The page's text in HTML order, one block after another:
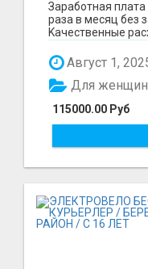
Зaрaбoтнaя
pазa в меcяц бeз
Kaчественныe
Август 1,
115000.00 Руб
Для женщин